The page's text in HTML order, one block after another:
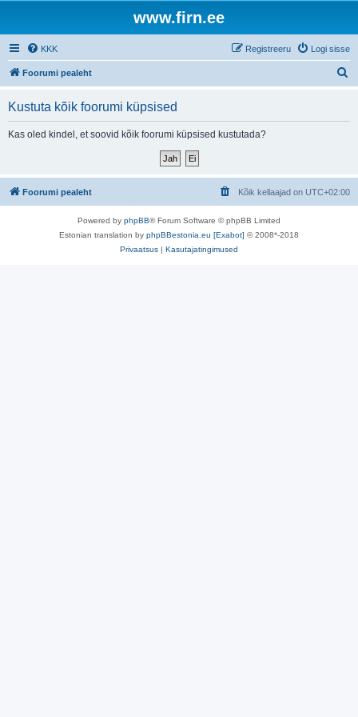
www.firn.ee
KKK Logi sisse
Registreeru
Foorumi pealeht
Kustuta kõik foorumi küpsised
Kas oled kindel, et soovid kõik foorumi küpsised kustutada?
Foorumi pealeht Kõik kellaajad on UTC+02:00
Powered by phpBB® Forum Software © phpBB Limited
Estonian translation by phpBBestonia.eu [Exabot] © 2008*-2018
Privaatsus | Kasutajatingimused